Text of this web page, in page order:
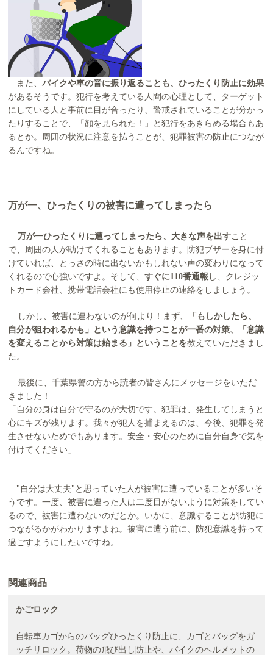
また、バイクや車の音に振り返ることも、ひったくり防止に効果
があるそうです。犯行を考えている人間の心理として、ターゲット
にしている人と事前に目が合ったり、警戒されていることが分かっ
たりすることで、「顔を見られた！」と犯行をあきらめる場合もあ
るとか。周囲の状況に注意を払うことが、犯罪被害の防止につなが
るんですね。
万が一、ひったくりの被害に遭ってしまったら
万が一ひったくりに遭ってしまったら、大きな声を出すこと
で、周囲の人が助けてくれることもあります。防犯ブザーを身に付
けていれば、とっさの時に出ないかもしれない声の変わりになって
くれるので心強いですよ。そして、すぐに110番通報 し、クレジッ
トカード会社、携帯電話会社にも使用停止の連絡をしましょう。
しかし、被害に遭わないのが何より！まず、
「もしかしたら、
自分が狙われるかも」という意識を持つことが一番の対策、「意識
を変えることから対策は始まる」ということを教えていただきまし
た。
最後に、千葉県警の方から読者の皆さんにメッセージをいただ
きました！
「自分の身は自分で守るのが大切です。犯罪は、発生してしまうと
心にキズが残ります。我々が犯人を捕まえるのは、今後、犯罪を発
生させないためでもあります。安全・安心のために自分自身で気を
付けてください」
"自分は大丈夫"と思っていた人が被害に遭っていることが多いそ
うです。一度、被害に遭った人は二度目がないように対策をしてい
るので、被害に遭わないのだとか。いかに、意識することが防犯に
つながるかがわかりますよね。被害に遭う前に、防犯意識を持って
過ごすようにしたいですね。
関連商品
かごロック
自転車カゴからのバッグひったくり防止に、カゴとバッグをガ
ッチリロック。荷物の飛び出し防止や、バイクのヘルメットの